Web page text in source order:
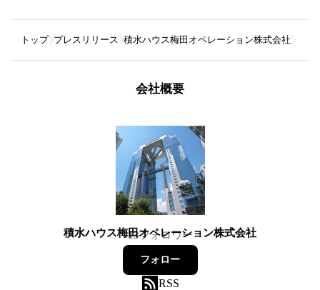
トップ プレスリリース 積水ハウス梅田オペレーション株式会社
会社概要
積水ハウス梅田オペレーション株式会社
13フォロワー
フォロー
RSS